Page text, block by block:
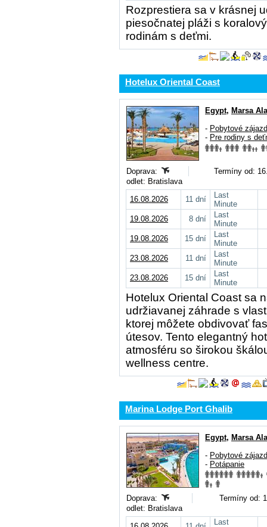
Rozprestiera sa v krásnej
piesočnatej pláži s
rodinám s deťmi.
Hotelux Oriental Coast
Egypt, Marsa
- Pobytové
- Pre rodiny s
Doprava:
Termíny od:
odlet: Bratislava
16.08.2026
11 dní
Last
Minute
19.08.2026
8 dní
Last
Minute
19.08.2026
15 dní
Last
Minute
23.08.2026
11 dní
Last
Minute
23.08.2026
15 dní
Last
Minute
Hotelux Oriental Coast sa
udržiavanej záhrade s
ktorej môžete obdivovať
útesov. Tento elegantný
atmosféru so širokou
wellness centre.
Marina Lodge Port Ghalib
Egypt, Marsa
- Pobytové
- Potápanie
Doprava:
Termíny od:
odlet: Bratislava
Last